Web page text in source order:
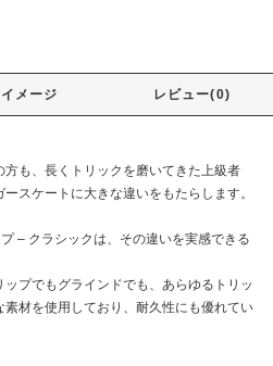
イメージ レビュー(0)
も、長くトリックを磨いてきた上級者
スケートに大きな違いをもたらします。
– クラシックは、その違いを実感できる
プでもグラインドでも、あらゆるトリッ
材を使用しており、耐久性にも優れてい